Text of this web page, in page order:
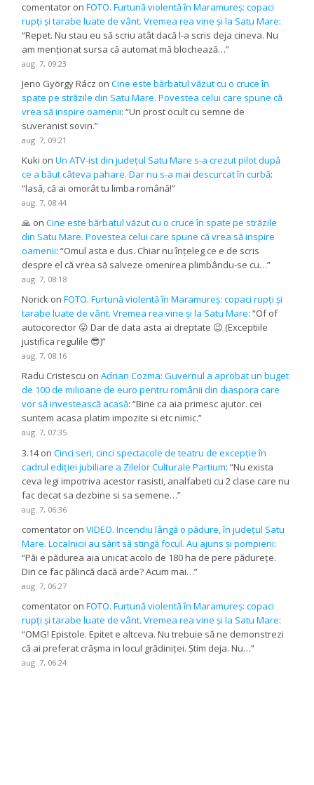
comentator onFOTO. Furtună violentă în Maramureș: copaci
rupți și tarabe luate de vânt. Vremea rea vine și la Satu Mare:
“Repet. Nu stau eu să scriu atât dacă l-a scris deja cineva. Nu
am menționat sursa că automat mă blochează…”
aug. 7, 09:23
Jeno György Rácz onCine este bărbatul văzut cu o cruce în
spate pe străzile din Satu Mare. Povestea celui care spune că
vrea să inspire oamenii: “Un prost ocult cu semne de
suveranist sovin.”
aug. 7, 09:21
Kuki onUn ATV-ist din județul Satu Mare s-a crezut pilot după
ce a băut câteva pahare. Dar nu s-a mai descurcat în curbă:
“lasă, că ai omorât tu limba română!”
aug. 7, 08:44
🙏 onCine este bărbatul văzut cu o cruce în spate pe străzile
din Satu Mare. Povestea celui care spune că vrea să inspire
oamenii: “Omul asta e dus. Chiar nu înțeleg ce e de scris
despre el că vrea să salveze omenirea plimbându-se cu…”
aug. 7, 08:18
Norick onFOTO. Furtună violentă în Maramureș: copaci rupți și
tarabe luate de vânt. Vremea rea vine și la Satu Mare: “Of of
autocorector 😛 Dar de data asta ai dreptate 😉 (Exceptiile
justifica regulile 😎)”
aug. 7, 08:16
Radu Cristescu onAdrian Cozma: Guvernul a aprobat un buget
de 100 de milioane de euro pentru românii din diaspora care
vor să investească acasă: “Bine ca aia primesc ajutor. cei
suntem acasa platim impozite si etc nimic.”
aug. 7, 07:35
3.14onCinci seri, cinci spectacole de teatru de excepție în
cadrul ediției jubiliare a Zilelor Culturale Partium: “Nu exista
ceva legi impotriva acestor rasisti, analfabeti cu 2 clase care nu
fac decat sa dezbine si sa semene…”
aug. 7, 06:36
comentator onVIDEO. Incendiu lângă o pădure, în județul Satu
Mare. Localnicii au sărit să stingă focul. Au ajuns și pompierii:
“Păi e pădurea aia unicat acolo de 180 ha de pere pădurețe.
Din ce fac pălincă dacă arde? Acum mai…”
aug. 7, 06:27
comentator onFOTO. Furtună violentă în Maramureș: copaci
rupți și tarabe luate de vânt. Vremea rea vine și la Satu Mare:
“OMG! Epistole. Epitet e altceva. Nu trebuie să ne demonstrezi
că ai preferat crășma in locul grădiniței. Știm deja. Nu…”
aug. 7, 06:24